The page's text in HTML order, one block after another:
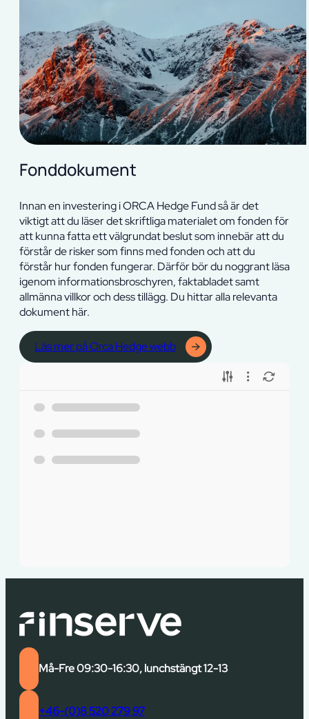
Fonddokument
Innan en investering i ORCA Hedge Fund så är det
viktigt att du läser det skriftliga materialet om fonden för
att kunna fatta ett välgrundat beslut som innebär att du
förstår de risker som finns med fonden och att du
förstår hur fonden fungerar. Därför bör du noggrant läsa
igenom informationsbroschyren, faktabladet samt
allmänna villkor och dess tillägg. Du hittar alla relevanta
dokument här.
Läs mer på Orca Hedge webb
Må-Fre 09:30-16:30, lunchstängt 12-13
+46-(0)8 520 279 97